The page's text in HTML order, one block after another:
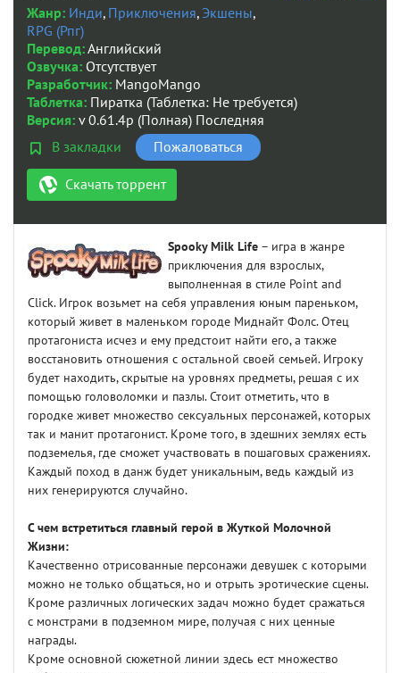
Жанр: Инди, Приключения, Экшены,
RPG (Рпг)
Перевод:Английский
Озвучка: Отсутствует
Разработчик: MangoMango
Таблетка: Пиратка (Таблетка: Не требуется)
Версия: v 0.61.4p (Полная) Последняя
В закладки
Пожаловаться
Скачать торрент
Spooky Milk Life – игра в жанре
приключения для взрослых,
выполненная в стиле Point and
Click. Игрок возьмет на себя управления юным пареньком,
который живет в маленьком городе Миднайт Фолс. Отец
протагониста исчез и ему предстоит найти его, а также
восстановить отношения с остальной своей семьей. Игроку
будет находить, скрытые на уровнях предметы, решая с их
помощью головоломки и пазлы. Стоит отметить, что в
городке живет множество сексуальных персонажей, которых
так и манит протагонист. Кроме того, в здешних землях есть
подземелья, где сможет участвовать в пошаговых сражениях.
Каждый поход в данж будет уникальным, ведь каждый из
них генерируются случайно.
С чем встретиться главный герой в Жуткой Молочной
Жизни:
Качественно отрисованные персонажи девушек с которыми
можно не только общаться, но и отрыть эротические сцены.
Кроме различных логических задач можно будет сражаться
с монстрами в подземном мире, получая с них ценные
награды.
Кроме основной сюжетной линии здесь ест множество